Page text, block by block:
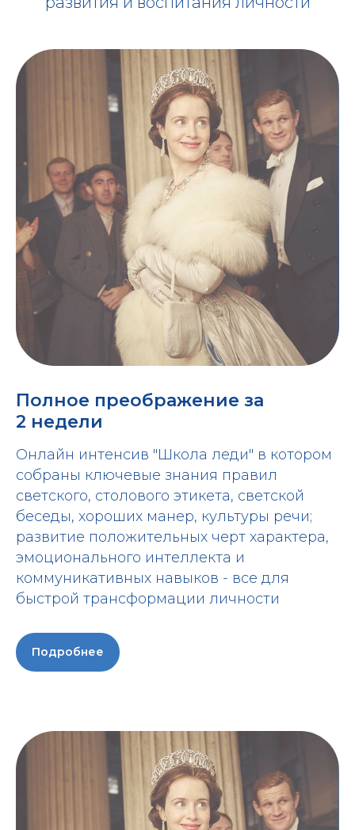
Полное преображение за
2 недели
Онлайн интенсив "Школа леди" в котором
собраны ключевые знания правил
светского, столового этикета, светской
беседы, хороших манер, культуры речи;
развитие положительных черт характера,
эмоционального интеллекта и
коммуникативных навыков - все для
быстрой трансформации личности
Подробнее